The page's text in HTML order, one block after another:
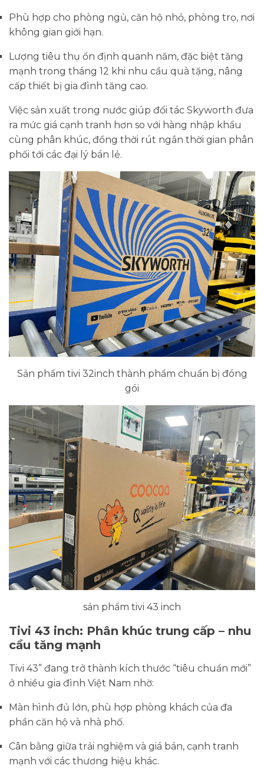
Phù hợp cho phòng ngủ, căn hộ nhỏ, phòng trọ, nơi
không gian giới hạn.
Lượng tiêu thụ ổn định quanh năm, đặc biệt tăng
mạnh trong tháng 12 khi nhu cầu quà tặng, nâng
cấp thiết bị gia đình tăng cao.
Việc sản xuất trong nước giúp đối tác Skyworth đưa
ra mức giá cạnh tranh hơn so với hàng nhập khẩu
cùng phân khúc, đồng thời rút ngắn thời gian phân
phối tới các đại lý bán lẻ.
Sản phẩm tivi 32inch thành phẩm chuẩn bị đóng
gói
sản phẩm tivi 43 inch
Tivi 43 inch: Phân khúc trung cấp – nhu
cầu tăng mạnh
Tivi 43” đang trở thành kích thước “tiêu chuẩn mới”
ở nhiều gia đình Việt Nam nhờ:
Màn hình đủ lớn, phù hợp phòng khách của đa
phần căn hộ và nhà phố.
Cân bằng giữa trải nghiệm và giá bán, cạnh tranh
mạnh với các thương hiệu khác.